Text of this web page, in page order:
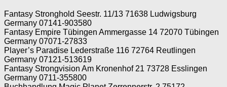
Fantasy Stronghold Seestr. 11/13 71638 Ludwigsburg
Germany 07141-903580
Fantasy Empire Tübingen Ammergasse 14 72070 Tübingen
Germany 07071-27833
Player’s Paradise Lederstraße 116 72764 Reutlingen
Germany 07121-513619
Fantasy Strongvision Am Kronenhof 21 73728 Esslingen
Germany 0711-355800